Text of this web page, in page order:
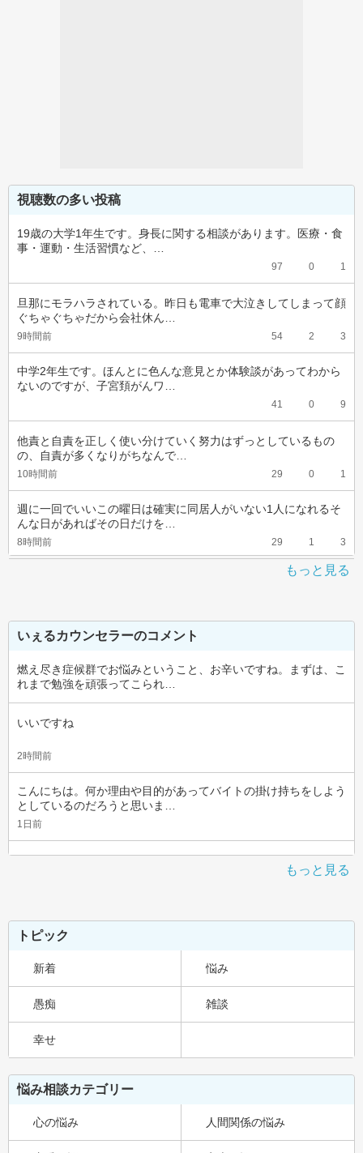
視聴数の多い投稿
19歳の大学1年生です。身長に関する相談があります。医療・食
事・運動・生活習慣など、…
97 0 1
旦那にモラハラされている。昨日も電車で大泣きしてしまって顔
ぐちゃぐちゃだから会社休ん…
9時間前 54 2 3
中学2年生です。ほんとに色んな意見とか体験談があってわから
ないのですが、子宮頚がんワ…
41 0 9
他責と自責を正しく使い分けていく努力はずっとしているもの
の、自責が多くなりがちなんで…
10時間前 29 0 1
週に一回でいいこの曜日は確実に同居人がいない1人になれるそ
んな日があればその日だけを…
8時間前 29 1 3
もっと見る
いぇるカウンセラーのコメント
燃え尽き症候群でお悩みということ、お辛いですね。まずは、こ
れまで勉強を頑張ってこられ…
いいですね
2時間前
こんにちは。何か理由や目的があってバイトの掛け持ちをしよう
としているのだろうと思いま…
1日前
もっと見る
トピック
新着 悩み
愚痴 雑談
幸せ
悩み相談カテゴリー
心の悩み 人間関係の悩み